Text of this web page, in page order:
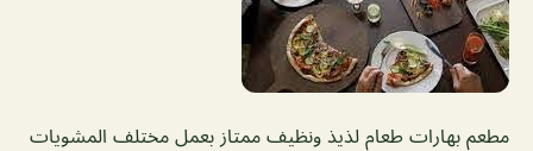
مطعم بهارات طعام لذيذ ونظيف ممتاز بعمل مختلف المشويات